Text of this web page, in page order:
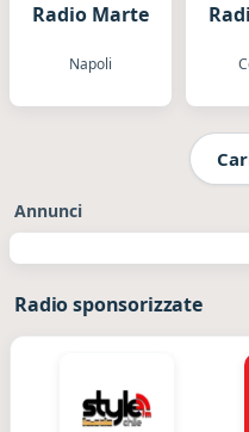
Radio Marte
Napoli
Annunci
Radio sponsorizzate